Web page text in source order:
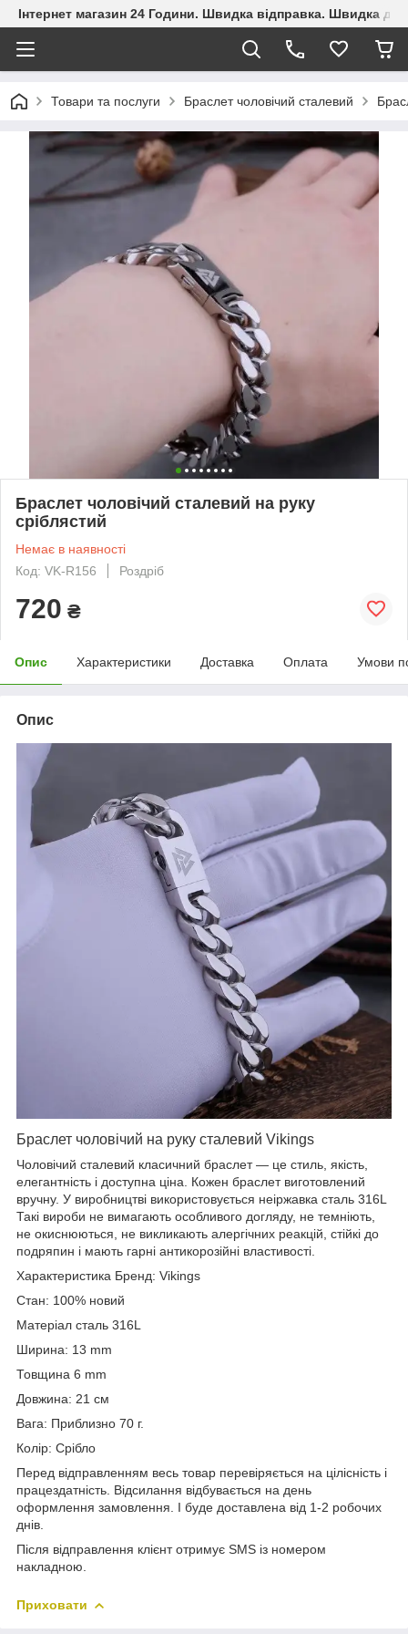
Інтернет магазин 24 Години. Швидка відправка. Швидка
Товари та послуги Браслет чоловічий сталевий
Браслет чоловічий сталевий на руку
сріблястий
Немає в наявності
Код: VK-R156
Роздріб
720 ₴
Опис Характеристики Доставка Оплата Умови
Опис
Браслет чоловічий на руку сталевий Vikings
Чоловічий сталевий класичний браслет — це стиль, якість,
елегантність і доступна ціна. Кожен браслет виготовлений
вручну. У виробництві використовується неіржавка сталь 316L
Такі вироби не вимагають особливого догляду, не темніють,
не окиснюються, не викликають алергічних реакцій, стійкі до
подряпин і мають гарні антикорозійні властивості.
Характеристика Бренд: Vikings
Стан: 100% новий
Матеріал сталь 316L
Ширина: 13 mm
Товщина 6 mm
Довжина: 21 см
Вага: Приблизно 70 г.
Колір: Срібло
Перед відправленням весь товар перевіряється на цілісність і
працездатність. Відсилання відбувається на день
оформлення замовлення. І буде доставлена від 1-2 робочих
днів.
Після відправлення клієнт отримує SMS із номером
накладною.
Приховати